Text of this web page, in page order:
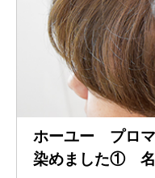
ホーユー プロマ
染めました① 名